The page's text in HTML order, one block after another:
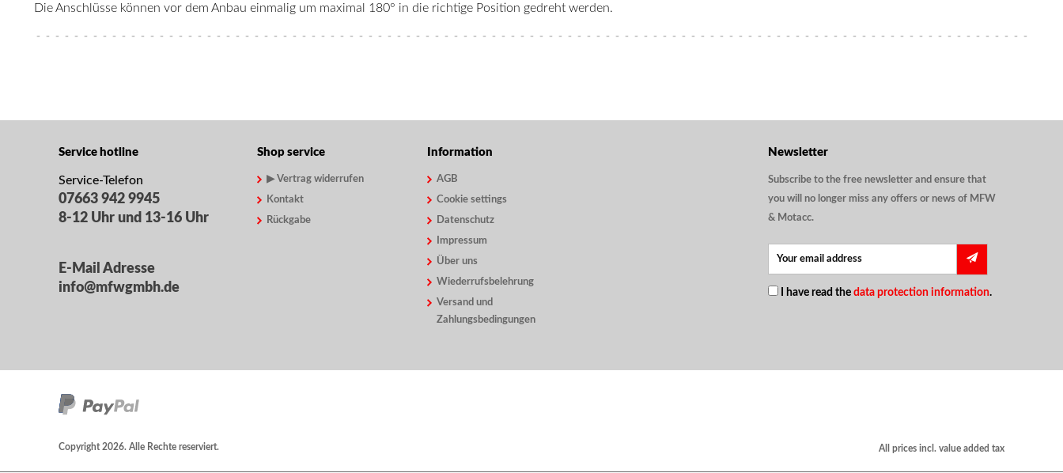
Die Anschlüsse können vor dem Anbau einmalig um maximal 180° in die richtige Position gedreht werden.
Service hotline
Service-Telefon
07663 942 9945
8-12 Uhr und 13-16 Uhr
E-Mail Adresse
info@mfwgmbh.de
Shop service
▶ Vertrag widerrufen
Kontakt
Rückgabe
Information
AGB
Cookie settings
Datenschutz
Impressum
Über uns
Wiederrufsbelehrung
Versand und
Zahlungsbedingungen
Newsletter
Subscribe to the free newsletter and ensure that
you will no longer miss any offers or news of MFW
& Motacc.
I have read the data protection information.
Copyright 2026. Alle Rechte reserviert. All prices incl. value added tax